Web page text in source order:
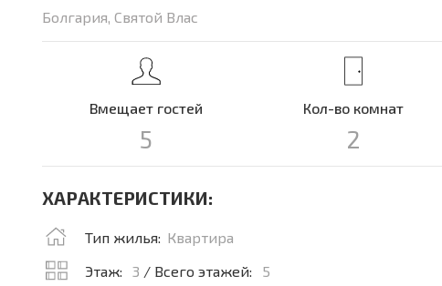
Болгария, Святой Влас
Вмещает гостей
5
Кол-во комнат
2
ХАРАКТЕРИСТИКИ:
Тип жилья: Квартира
Этаж:
3 / Всего этажей:
5